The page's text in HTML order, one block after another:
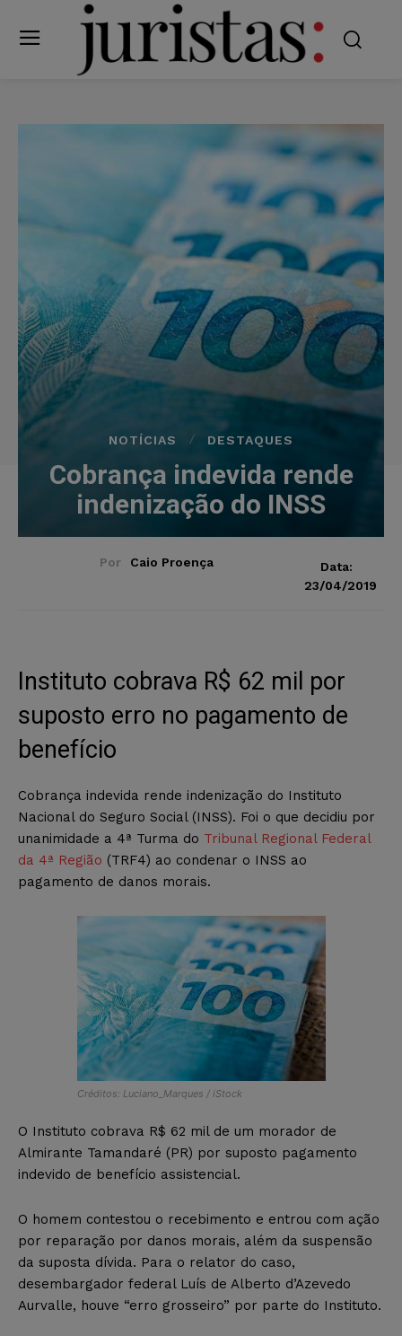
NOTÍCIAS DESTAQUES
Cobrança indevida rende
indenização do INSS
Por Caio Proença
Data:
23/04/2019
Instituto cobrava R$ 62 mil por
suposto erro no pagamento de
benefício
Cobrança indevida rende indenização do Instituto
Nacional do Seguro Social (INSS). Foi o que decidiu por
unanimidade a 4ª Turma do Tribunal Regional Federal
da 4ª Região (TRF4) ao condenar o INSS ao
pagamento de danos morais.
Créditos: Luciano_Marques / iStock
O Instituto cobrava R$ 62 mil de um morador de
Almirante Tamandaré (PR) por suposto pagamento
indevido de benefício assistencial.
O homem contestou o recebimento e entrou com ação
por reparação por danos morais, além da suspensão
da suposta dívida. Para o relator do caso,
desembargador federal Luís de Alberto d’Azevedo
Aurvalle, houve “erro grosseiro” por parte do Instituto.